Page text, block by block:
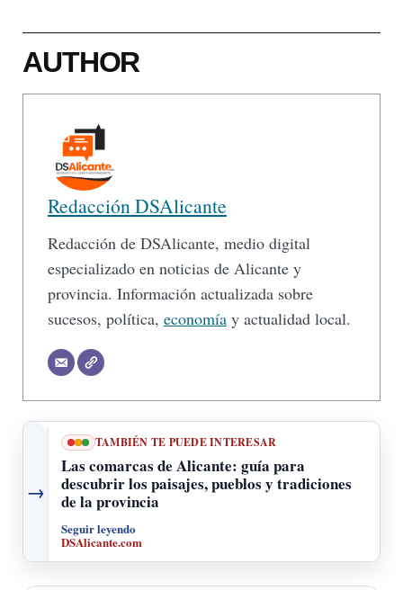
AUTHOR
Redacción DSAlicante
Redacción de DSAlicante, medio digital
especializado en noticias de Alicante y
provincia. Información actualizada sobre
sucesos, política, economía y actualidad local.
→
TAMBIÉN TE PUEDE INTERESAR
Las comarcas de Alicante: guía para
descubrir los paisajes, pueblos y tradiciones
de la provincia
Seguir leyendo
DSAlicante.com